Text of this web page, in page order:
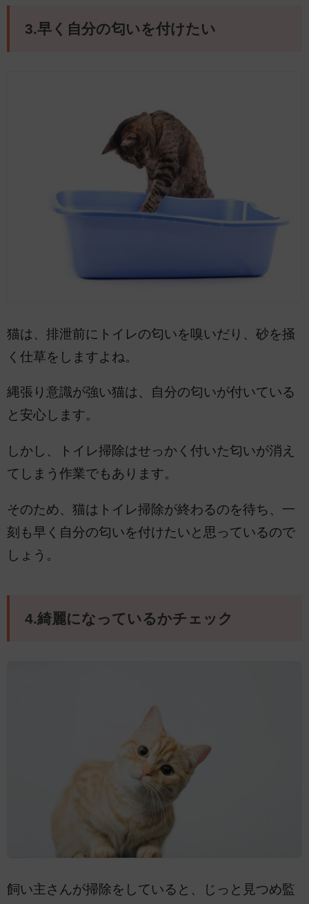
3.早く自分の匂いを付けたい
猫は、排泄前にトイレの匂いを嗅いだり、砂を掻
く仕草をしますよね。
縄張り意識が強い猫は、自分の匂いが付いている
と安心します。
しかし、トイレ掃除はせっかく付いた匂いが消え
てしまう作業でもあります。
そのため、猫はトイレ掃除が終わるのを待ち、一
刻も早く自分の匂いを付けたいと思っているので
しょう。
4.綺麗になっているかチェック
飼い主さんが掃除をしていると、じっと見つめ監